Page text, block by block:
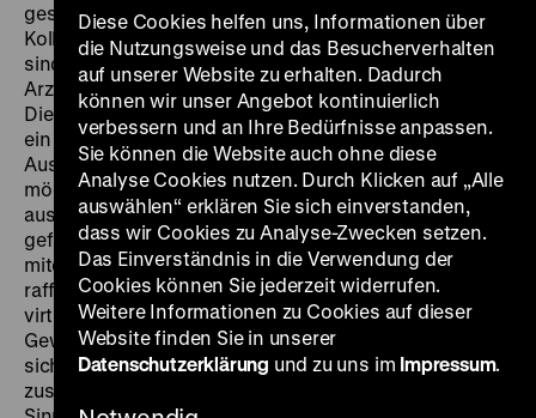
geschehen, an einem Taxifahrer. Seine aufgebrachten
Kollegen fordern die Todesstrafe. Am gleichen Tag
sind auch die Stewardess Franziska und der polnische
Arzt Dr. Andrej Markowski in Frankfurt angekommen.
Die junge Frau besucht einen Freund, der gerade für
ein Stück probt, das ein deutscher Autor über
Auschwitz geschrieben hat:Die Ermittlung. Andrej
möchte als Belastungszeuge in einem Prozess
aussagen, der gegen ehemalige Auschwitz-Aufseher
geführt wird. Drei Erzählstränge, die scheinbar nichts
miteinander zu tun haben, sich aber bald als ein
raffiniert geknüpftes Szenennetz offenbaren. Eine
virtuose Mentalitätsstudie über die Bundesrepublik im
Gewand eines spannenden Fernsehkrimis. Während
sich die Taxifahrerkollegen zu Protestfahrten
zusammenschließen und die Schauspieler nach einem
Diese Cookies helfen uns, Informationen über
die Nutzungsweise und das Besucherverhalten
auf unserer Website zu erhalten. Dadurch
können wir unser Angebot kontinuierlich
verbessern und an Ihre Bedürfnisse anpassen.
Sie können die Website auch ohne diese
Analyse Cookies nutzen. Durch Klicken auf „Alle
auswählen“ erklären Sie sich einverstanden,
dass wir Cookies zu Analyse-Zwecken setzen.
Das Einverständnis in die Verwendung der
Cookies können Sie jederzeit widerrufen.
Weitere Informationen zu Cookies auf dieser
Website finden Sie in unserer
Datenschutzerklärung und zu uns im Impressum.